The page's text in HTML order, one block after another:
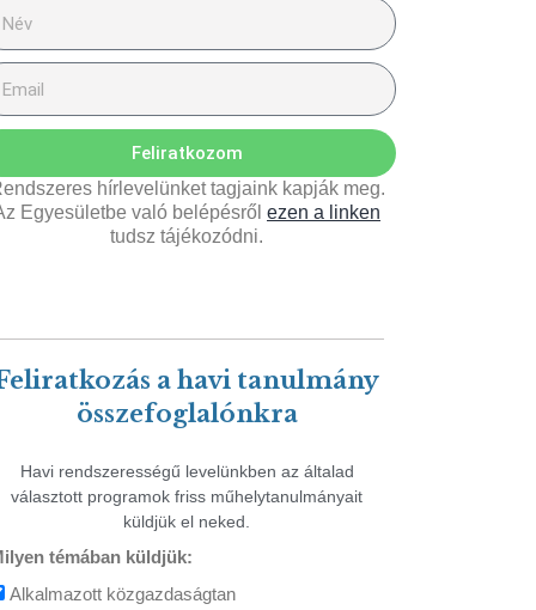
Feliratkozom
hírlevelünket tagjaink kapják meg.
Egyesületbe való belépésről ezen a linken
tudsz tájékozódni.
a havi tanulmány
összefoglalónkra
Havi rendszerességű levelünkben az általad
választott programok friss műhelytanulmányait
küldjük el neked.
témában küldjük:
Alkalmazott közgazdaságtan